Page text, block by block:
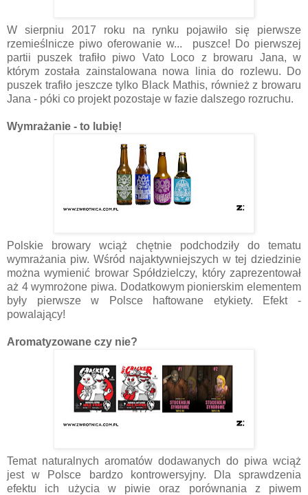
W sierpniu 2017 roku na rynku pojawiło się pierwsze
rzemieślnicze piwo oferowanie w... puszce! Do pierwszej
partii puszek trafiło piwo Vato Loco z browaru Jana, w
którym została zainstalowana nowa linia do rozlewu. Do
puszek trafiło jeszcze tylko Black Mathis, również z browaru
Jana - póki co projekt pozostaje w fazie dalszego rozruchu.
Wymrażanie - to lubię!
Polskie browary wciąż chętnie podchodziły do tematu
wymrażania piw. Wśród najaktywniejszych w tej dziedzinie
można wymienić browar Spółdzielczy, który zaprezentował
aż 4 wymrożone piwa. Dodatkowym pionierskim elementem
były pierwsze w Polsce haftowane etykiety. Efekt -
powalający!
Aromatyzowane czy nie?
Temat naturalnych aromatów dodawanych do piwa wciąż
jest w Polsce bardzo kontrowersyjny. Dla sprawdzenia
efektu ich użycia w piwie oraz porównania z piwem